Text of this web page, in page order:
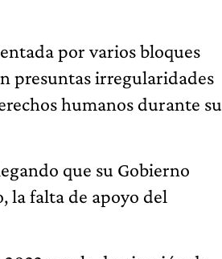
por varios bloques
presuntas irregularidades
humanos durante su
que su Gobierno
la falta de apoyo del